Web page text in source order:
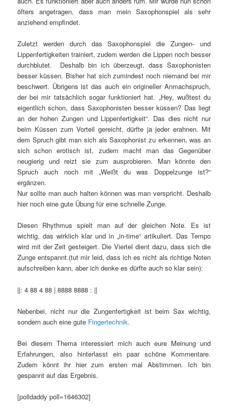
öfters angetragen, dass man mein Saxophonspiel als sehr
anziehend empfindet.
Zuletzt werden durch das Saxophonspiel die Zungen- und
Lippenfertigkeiten trainiert, zudem werden die Lippen noch besser
durchblutet. Deshalb bin ich überzeugt, dass Saxophonisten
besser küssen. Bisher hat sich zumindest noch niemand bei mir
beschwert. Übrigens ist das auch ein origineller Anmachspruch,
der bei mir tatsächlich sogar funktioniert hat. „Hey, wußtest du
eigentlich schon, dass Saxophonisten besser küssen? Das liegt
an der hohen Zungen und Lippenfertigkeit“. Das dies nicht nur
beim Küssen zum Vorteil gereicht, dürfte ja jeder erahnen. Mit
dem Spruch gibt man sich als Saxophonist zu erkennen, was an
sich schon erotisch ist, zudem macht man das Gegenüber
neugierig und reizt sie zum ausprobieren. Man könnte den
Spruch auch noch mit „Weißt du was Doppelzunge ist?“
ergänzen.
Nur sollte man auch halten können was man verspricht. Deshalb
hier noch eine gute Übung für eine schnelle Zunge.
Diesen Rhythmus spielt man auf der gleichen Note. Es ist
wichtig, das wirklich klar und in „in-time“ artikuliert. Das Tempo
wird mit der Zeit gesteigert. Die Viertel dient dazu, dass sich die
Zunge entspannt.(tut mir leid, dass ich es nicht als richtige Noten
aufschreiben kann, aber ich denke es dürfte auch so klar sein):
||: 4 88 4 88 | 8888 8888 : ||
Nebenbei, nicht nur die Zungenfertigkeit ist beim Sax wichtig,
sondern auch eine gute Fingertechnik.
Bei diesem Thema interessiert mich auch eure Meinung und
Erfahrungen, also hinterlasst ein paar schöne Kommentare.
Zudem könnt ihr hier zum ersten mal Abstimmen. Ich bin
gespannt auf das Ergebnis.
[polldaddy poll=1646302]